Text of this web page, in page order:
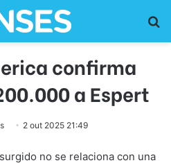
confirma
a Espert
2 out 2025 21:49
no se relaciona con una